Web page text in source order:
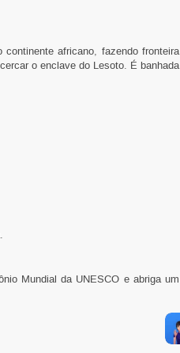
africano, fazendo fronteira
o enclave do Lesoto. É banhada
Mundial da UNESCO e abriga um